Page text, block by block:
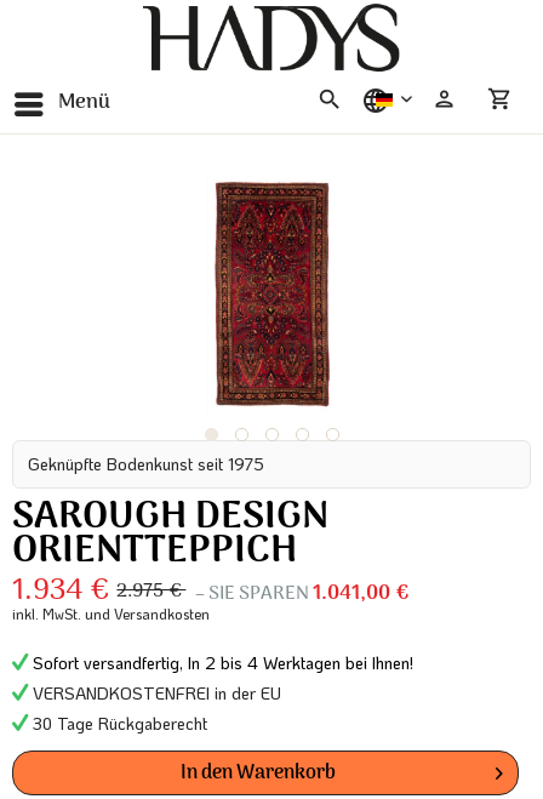
Menü deutsch
Geknüpfte Bodenkunst seit 1975
SAROUGH DESIGN
ORIENTTEPPICH
1.934 € 2.975 € – SIE SPAREN1.041,00 €
inkl. MwSt. und Versandkosten
Sofort versandfertig, In 2 bis 4 Werktagen bei Ihnen!
VERSANDKOSTENFREI in der EU
30 Tage Rückgaberecht
In denWarenkorb